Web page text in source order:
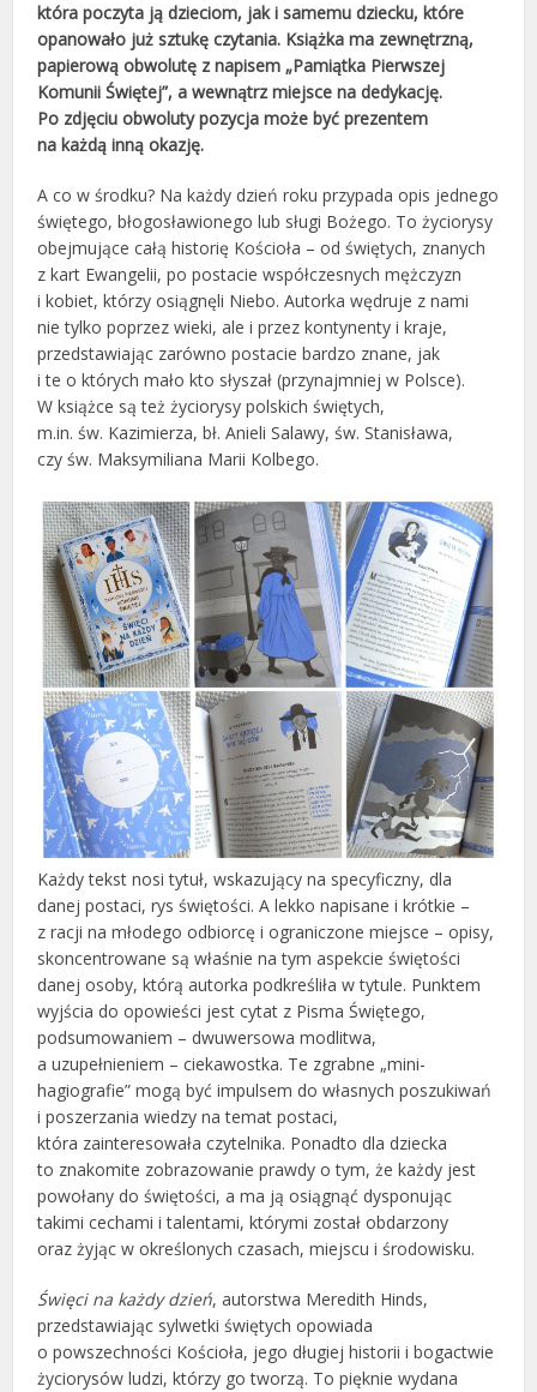
która poczyta ją dzieciom, jak i samemu dziecku, które
opanowało już sztukę czytania. Książka ma zewnętrzną,
papierową obwolutę z napisem „Pamiątka Pierwszej
Komunii Świętej”, a wewnątrz miejsce na dedykację.
Po zdjęciu obwoluty pozycja może być prezentem
na każdą inną okazję.
A co w środku? Na każdy dzień roku przypada opis jednego
świętego, błogosławionego lub sługi Bożego. To życiorysy
obejmujące całą historię Kościoła – od świętych, znanych
z kart Ewangelii, po postacie współczesnych mężczyzn
i kobiet, którzy osiągnęli Niebo. Autorka wędruje z nami
nie tylko poprzez wieki, ale i przez kontynenty i kraje,
przedstawiając zarówno postacie bardzo znane, jak
i te o których mało kto słyszał (przynajmniej w Polsce).
W książce są też życiorysy polskich świętych,
m.in. św. Kazimierza, bł. Anieli Salawy, św. Stanisława,
czy św. Maksymiliana Marii Kolbego.
Każdy tekst nosi tytuł, wskazujący na specyficzny, dla
danej postaci, rys świętości. A lekko napisane i krótkie –
z racji na młodego odbiorcę i ograniczone miejsce – opisy,
skoncentrowane są właśnie na tym aspekcie świętości
danej osoby, którą autorka podkreśliła w tytule. Punktem
wyjścia do opowieści jest cytat z Pisma Świętego,
podsumowaniem – dwuwersowa modlitwa,
a uzupełnieniem – ciekawostka. Te zgrabne „mini-
hagiografie” mogą być impulsem do własnych poszukiwań
i poszerzania wiedzy na temat postaci,
która zainteresowała czytelnika. Ponadto dla dziecka
to znakomite zobrazowanie prawdy o tym, że każdy jest
powołany do świętości, a ma ją osiągnąć dysponując
takimi cechami i talentami, którymi został obdarzony
oraz żyjąc w określonych czasach, miejscu i środowisku.
Święci na każdy dzień, autorstwa Meredith Hinds,
przedstawiając sylwetki świętych opowiada
o powszechności Kościoła, jego długiej historii i bogactwie
życiorysów ludzi, którzy go tworzą. To pięknie wydana